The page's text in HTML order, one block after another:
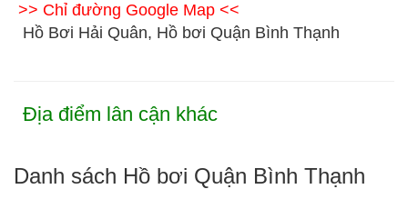
>> Chỉ đường Google Map <<
Hồ Bơi Hải Quân, Hồ bơi Quận Bình Thạnh
Địa điểm lân cận khác
Danh sách Hồ bơi Quận Bình Thạnh